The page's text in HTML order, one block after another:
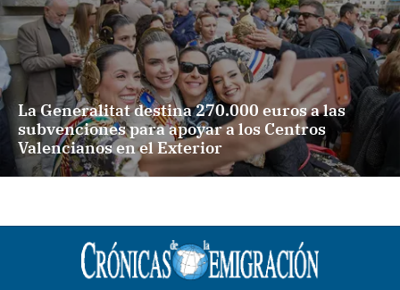
La Generalitat destina 270.000 euros a las
subvenciones para apoyar a los Centros
Valencianos en el Exterior